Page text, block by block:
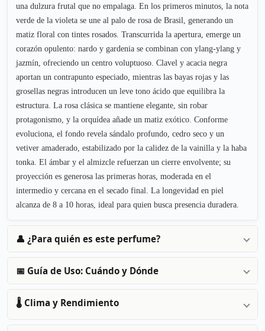
una dulzura frutal que no empalaga. En los primeros minutos, la nota
verde de la violeta se une al palo de rosa de Brasil, generando un
matiz floral con tintes rosados. Transcurrida la apertura, emerge un
corazón opulento: nardo y gardenia se combinan con ylang-ylang y
jazmín, ofreciendo un centro voluptuoso. Clavel y acacia negra
aportan un contrapunto especiado, mientras las bayas rojas y las
grosellas negras introducen un leve tono ácido que equilibra la
estructura. La rosa clásica se mantiene elegante, sin robar
protagonismo, y la orquídea añade un matiz exótico. Conforme
evoluciona, el fondo revela sándalo profundo, cedro seco y un
vetiver amaderado, estabilizado por la calidez de la vainilla y la haba
tonka. El ámbar y el almizcle refuerzan un cierre envolvente; su
proyección es generosa las primeras horas, moderada en el
intermedio y cercana en el secado final. La longevidad en piel
alcanza de 8 a 10 horas, ideal para quien busca presencia duradera.
👤 ¿Para quién es este perfume?
📅 Guía de Uso: Cuándo y Dónde
🌡️ Clima y Rendimiento